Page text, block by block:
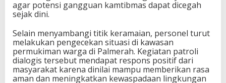
agar potensi gangguan kamtibmas dapat dicegah
sejak dini.
Selain menyambangi titik keramaian, personel turut
melakukan pengecekan situasi di kawasan
permukiman warga di Palmerah. Kegiatan patroli
dialogis tersebut mendapat respons positif dari
masyarakat karena dinilai mampu memberikan rasa
aman dan meningkatkan kewaspadaan lingkungan